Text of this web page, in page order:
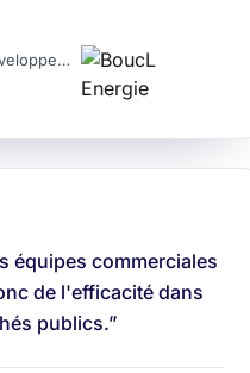
Cheffe de projets Développement
équipes commerciales
de l'efficacité dans
publics.”